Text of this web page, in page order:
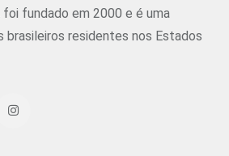
fundado em 2000 e é uma
brasileiros residentes nos Estados